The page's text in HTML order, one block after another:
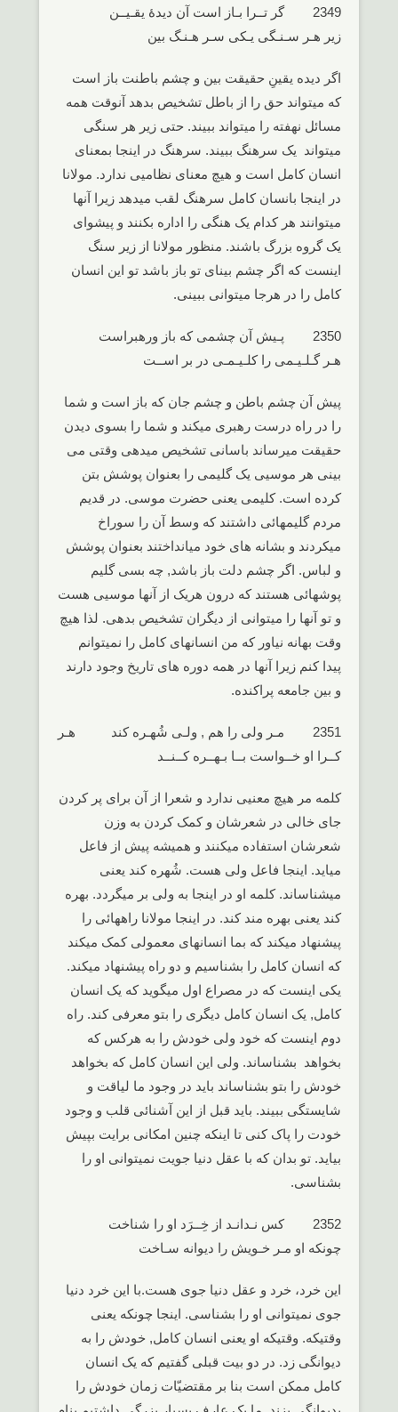
2349 گر تــرا بـاز است آن دیدۀ یقـیــن
زیر هـر سـنـگی یـکی سـر هـنـگ بین
اگر دیده یقینِ حقیقت بین و چشم باطنت باز است
که میتواند حق را از باطل تشخیص بدهد آنوقت همه
مسائل نهفته را میتواند ببیند. حتی زیر هر سنگی
میتواند یک سرهنگ ببیند. سرهنگ در اینجا بمعنای
انسان کامل است و هیچ معنای نظامیی ندارد. مولانا
در اینجا بانسان کامل سرهنگ لقب میدهد زیرا آنها
میتوانند هر کدام یک هنگی را اداره بکنند و پیشوای
یک گروه بزرگ باشند. منظور مولانا از زیر سنگ
اینست که اگر چشم بینای تو باز باشد تو این انسان
کامل را در هرجا میتوانی ببینی.
2350 پـیش آن چشمی که باز ورهبراست
هـر گـلـیـمی را کلـیـمـی در بر اســت
پیش آن چشم باطن و چشم جان که باز است و شما
را در راه درست رهبری میکند و شما را بسوی دیدن
حقیقت میرساند باسانی تشخیص میدهی وقتی می
بینی هر موسیی یک گلیمی را بعنوان پوشش بتن
کرده است. کلیمی یعنی حضرت موسی. در قدیم
مردم گلیمهائی داشتند که وسط آن را سوراخ
میکردند و بشانه های خود میانداختند بعنوان پوشش
و لباس. اگر چشم دلت باز باشد, چه بسی گلیم
پوشهائی هستند که درون هریک از آنها موسیی هست
و تو آنها را میتوانی از دیگران تشخیص بدهی. لذا هیچ
وقت بهانه نیاور که من انسانهای کامل را نمیتوانم
پیدا کنم زیرا آنها در همه دوره های تاریخ وجود دارند
و بین جامعه پراکنده.
2351 مـر ولی را هم , ولـی شُهـره کند هـر
کــرا او خــواست بــا بـهــره کــنــد
کلمه مر هیچ معنیی ندارد و شعرا از آن برای پر کردن
جای خالی در شعرشان و کمک کردن به وزن
شعرشان استفاده میکنند و همیشه پیش از فاعل
میاید. اینجا فاعل ولی هست. شُهره کند یعنی
میشناساند. کلمه او در اینجا به ولی بر میگردد. بهره
کند یعنی بهره مند کند. در اینجا مولانا راههائی را
پیشنهاد میکند که بما انسانهای معمولی کمک میکند
که انسان کامل را بشناسیم و دو راه پیشنهاد میکند.
یکی اینست که در مصراع اول میگوید که یک انسان
کامل, یک انسان کامل دیگری را بتو معرفی کند. راه
دوم اینست که خود ولی خودش را به هرکس که
بخواهد بشناساند. ولی این انسان کامل که بخواهد
خودش را بتو بشناساند باید در وجود ما لیاقت و
شایستگی ببیند. باید قبل از این آشنائی قلب و وجود
خودت را پاک کنی تا اینکه چنین امکانی برایت بپیش
بیاید. تو بدان که با عقل دنیا جویت نمیتوانی او را
بشناسی.
2352 کس نـدانـد از خِــرَد او را شناخت
چونکه او مـر خـویش را دیوانه سـاخت
این خرد، خرد و عقل دنیا جوی هست.با این خرد دنیا
جوی نمیتوانی او را بشناسی. اینجا چونکه یعنی
وقتیکه. وقتیکه او یعنی انسان کامل, خودش را به
دیوانگی زد. در دو بیت قبلی گفتیم که یک انسان
کامل ممکن است بنا بر مقتضیّات زمان خودش را